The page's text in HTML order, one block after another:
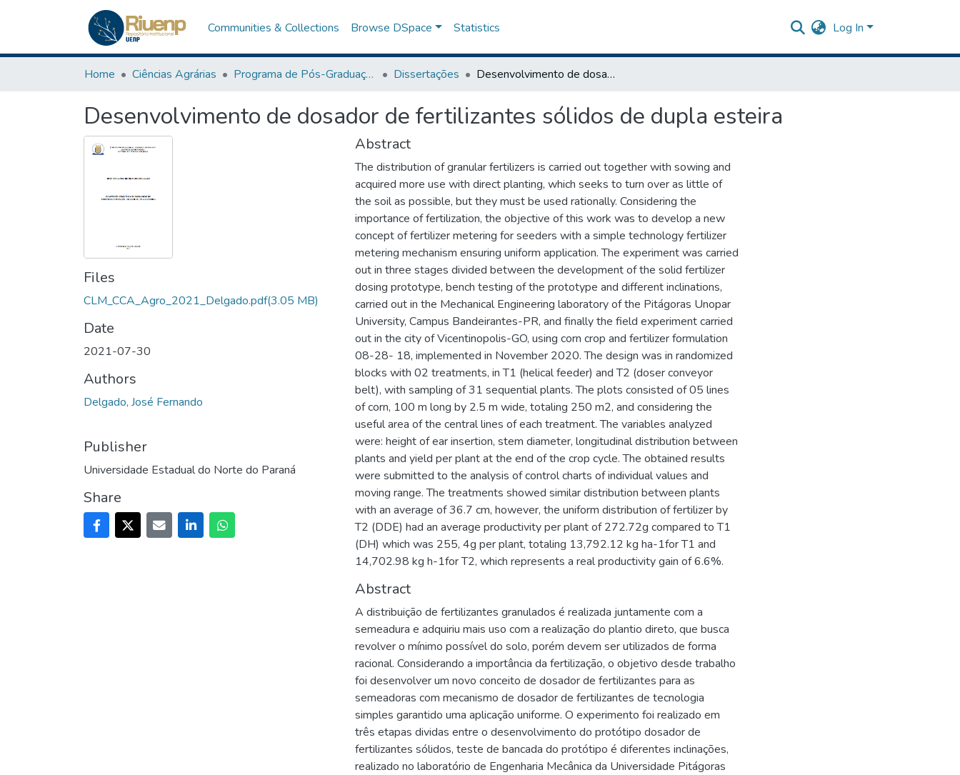
Communities & Collections Browse DSpace Statistics Log In
Home Ciências Agrárias Programa de Pós-Graduação em Agronomia Dissertações Desenvolvimento de dosador de fertilizantes sólidos de dupla esteira
Desenvolvimento de dosador de fertilizantes sólidos de dupla esteira
Files
CLM_CCA_Agro_2021_Delgado.pdf(3.05 MB)
Date
2021-07-30
Authors
Delgado, José Fernando
Publisher
Universidade Estadual do Norte do Paraná
Share
Abstract
The distribution of granular fertilizers is carried out together with sowing and
acquired more use with direct planting, which seeks to turn over as little of
the soil as possible, but they must be used rationally. Considering the
importance of fertilization, the objective of this work was to develop a new
concept of fertilizer metering for seeders with a simple technology fertilizer
metering mechanism ensuring uniform application. The experiment was carried
out in three stages divided between the development of the solid fertilizer
dosing prototype, bench testing of the prototype and different inclinations,
carried out in the Mechanical Engineering laboratory of the Pitágoras Unopar
University, Campus Bandeirantes-PR, and finally the field experiment carried
out in the city of Vicentinopolis-GO, using corn crop and fertilizer formulation
08-28- 18, implemented in November 2020. The design was in randomized
blocks with 02 treatments, in T1 (helical feeder) and T2 (doser conveyor
belt), with sampling of 31 sequential plants. The plots consisted of 05 lines
of corn, 100 m long by 2.5 m wide, totaling 250 m2, and considering the
useful area of the central lines of each treatment. The variables analyzed
were: height of ear insertion, stem diameter, longitudinal distribution between
plants and yield per plant at the end of the crop cycle. The obtained results
were submitted to the analysis of control charts of individual values and
moving range. The treatments showed similar distribution between plants
with an average of 36.7 cm, however, the uniform distribution of fertilizer by
T2 (DDE) had an average productivity per plant of 272.72g compared to T1
(DH) which was 255, 4g per plant, totaling 13,792.12 kg ha-1for T1 and
14,702.98 kg h-1for T2, which represents a real productivity gain of 6.6%.
Abstract
A distribuição de fertilizantes granulados é realizada juntamente com a
semeadura e adquiriu mais uso com a realização do plantio direto, que busca
revolver o mínimo possível do solo, porém devem ser utilizados de forma
racional. Considerando a importância da fertilização, o objetivo desde trabalho
foi desenvolver um novo conceito de dosador de fertilizantes para as
semeadoras com mecanismo de dosador de fertilizantes de tecnologia
simples garantido uma aplicação uniforme. O experimento foi realizado em
três etapas dividas entre o desenvolvimento do protótipo dosador de
fertilizantes sólidos, teste de bancada do protótipo é diferentes inclinações,
realizado no laboratório de Engenharia Mecânica da Universidade Pitágoras